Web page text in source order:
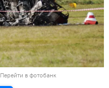
Перейти в фотобанк